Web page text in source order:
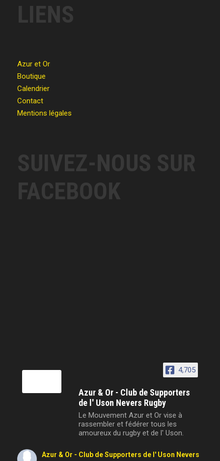
LIENS
Azur et Or
Boutique
Calendrier
Contact
Mentions légales
SUIVEZ-NOUS SUR
FACEBOOK
4,705
Azur & Or - Club de Supporters
de l' Uson Nevers Rugby
Le Mouvement Azur et Or vise à
rassembler et fédérer tous les
amoureux du rugby et de l' Uson.
Azur & Or - Club de Supporters de l' Uson Nevers